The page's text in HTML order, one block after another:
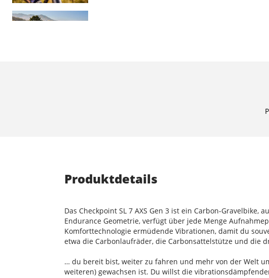
Produktdetails
Das Checkpoint SL 7 AXS Gen 3 ist ein Carbon-
Endurance Geometrie, verfügt über jede Menge
Komforttechnologie ermüdende Vibrationen, damit du
etwa die Carbonlaufräder, die Carbonsattelstütze und die
… du bereit bist, weiter zu fahren und mehr von der Welt
weiteren) gewachsen ist. Du willst die